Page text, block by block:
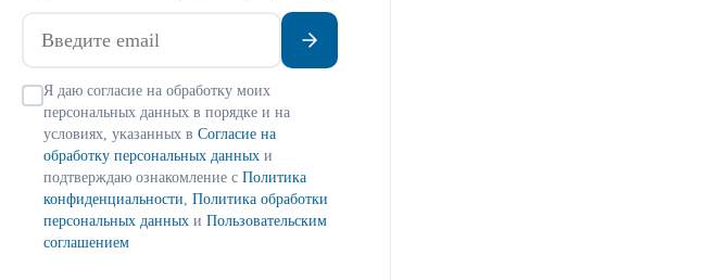
Я даю согласие на обработку моих
персональных данных в порядке и на
условиях, указанных в Согласие на
обработку персональных данных и
подтверждаю ознакомление с Политика
конфиденциальности Политика обработки
персональных данных и Пользовательским
соглашением